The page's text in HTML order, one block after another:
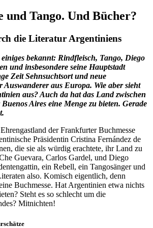
und Tango. Und Bücher?
die Literatur Argentiniens
bekannt: Rindfleisch, Tango, Diego
und insbesondere seine Hauptstadt
Zeit Sehnsuchtsort und neue
Auswanderer aus Europa. Wie aber sieht
aus? Auch da hat das Land zwischen
Aires eine Menge zu bieten. Gerade
der Frankfurter Buchmesse
Präsidentin Cristina Fernández de
die sie als würdig erachtete, ihr Land zu
Guevara, Carlos Gardel, und Diego
ein Rebell, ein Tangosänger und
also. Komisch eigentlich, denn
Buchmesse. Hat Argentinien etwa nichts
Steht es so schlecht um die
Mitnichten!